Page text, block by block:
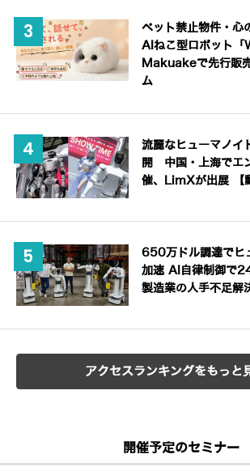
ペット禁止物件・心
AIねこ型ロボット
Makuakeで先行販
ム
流麗なヒューマノイ
開 中国・上海でエ
催、LimXが出展 【
650万ドル調達でヒ
加速 AI自律制御で
製造業の人手不足解
アクセスランキングをもっと
開催予定のセミナー